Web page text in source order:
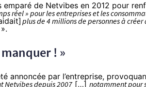
emparé de Netvibes en 2012 pour
réel » pour les entreprises et les
plus de 4 millions de personnes à
».
! »
annoncée par l’entreprise,
Netvibes depuis 2007[…] notamment pour